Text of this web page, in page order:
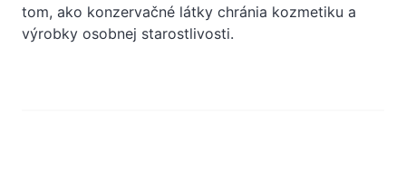
tom, ako konzervačné látky chránia kozmetiku a
výrobky osobnej starostlivosti.